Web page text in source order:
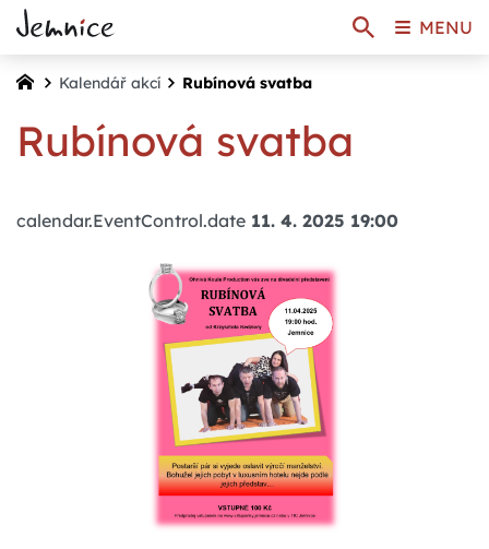
Kalendář akcí Rubínová svatba
Rubínová svatba
calendar.EventControl.date 11. 4. 2025 19:00
MENU